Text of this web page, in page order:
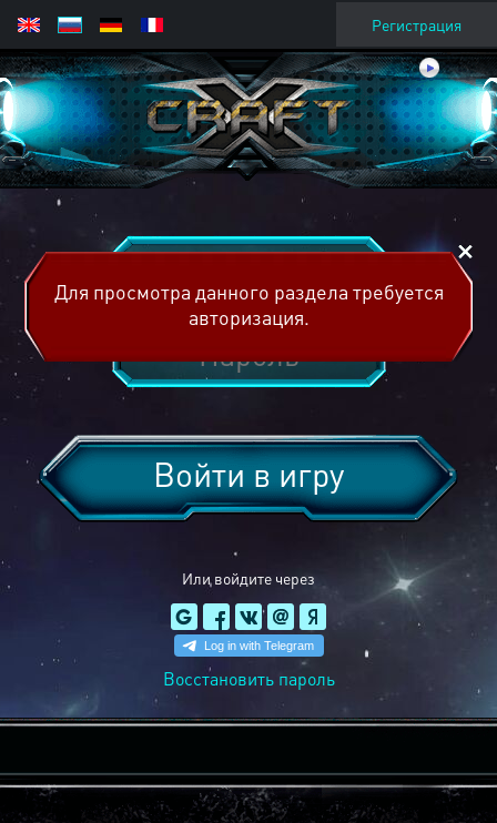
Регистрация
Или войдите через
Войти в игру
Восстановить пароль
Для просмотра данного раздела требуется
авторизация.